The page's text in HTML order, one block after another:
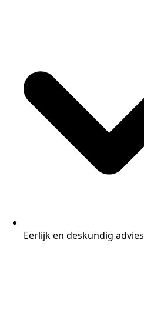
Eerlijk en deskundig advies